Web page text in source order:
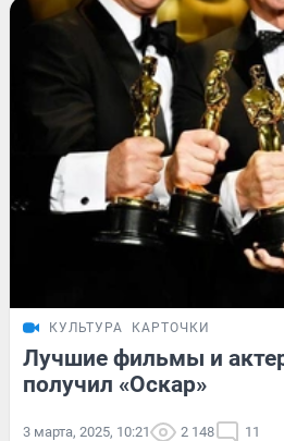
КУЛЬТУРА КАРТОЧКИ
Лучшие фильмы и
получил «Оскар»
3 марта, 2025, 10:21 2 148 11